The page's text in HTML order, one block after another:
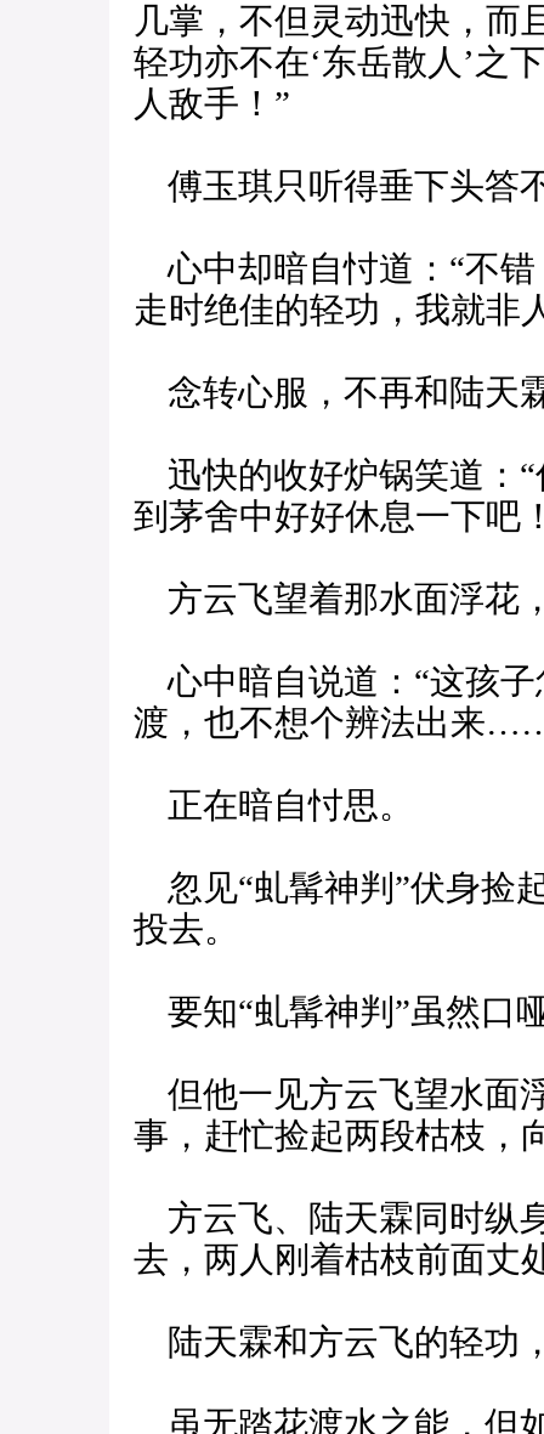
几掌，不但灵动迅快，而
轻功亦不在‘东岳散人’之
人敌手！”
傅玉琪只听得垂下头答
心中却暗自忖道：“不
走时绝佳的轻功，我就非
念转心服，不再和陆天
迅快的收好炉锅笑道：
到茅舍中好好休息一下吧
方云飞望着那水面浮花
心中暗自说道：“这孩
渡，也不想个辨法出来
正在暗自忖思。
忽见“虬髯神判”伏身捡
投去。
要知“虬髯神判”虽然口
但他一见方云飞望水面
事，赶忙捡起两段枯枝，
方云飞、陆天霖同时纵
去，两人刚着枯枝前面丈
陆天霖和方云飞的轻功
虽无踏花渡水之能，但